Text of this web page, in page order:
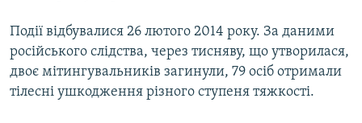
Події відбувалися 26 лютого 2014 року. За даними
російського слідства, через тисняву, що утворилася,
двоє мітингувальників загинули, 79 осіб отримали
тілесні ушкодження різного ступеня тяжкості.